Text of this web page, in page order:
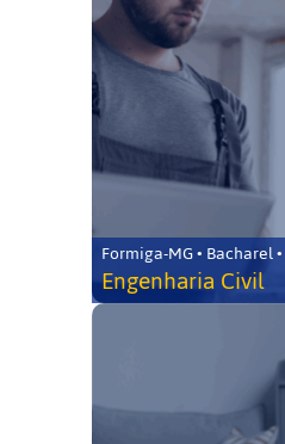
Formiga-MG • Bacharel
Engenharia Civil